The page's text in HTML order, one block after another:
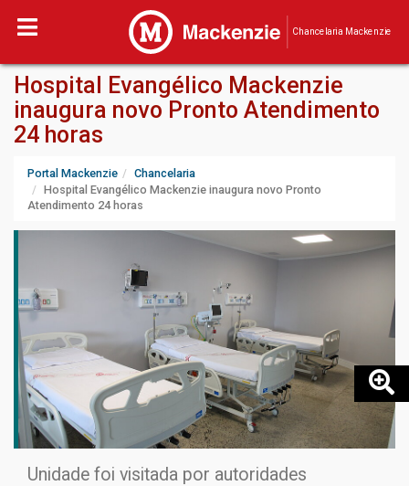
Chancelaria Mackenzie
Hospital Evangélico Mackenzie
inaugura novo Pronto Atendimento
24 horas
Portal Mackenzie
Chancelaria
Hospital Evangélico Mackenzie inaugura novo Pronto
Atendimento 24 horas
Unidade foi visitada por autoridades